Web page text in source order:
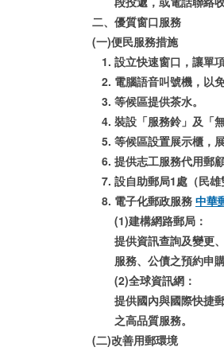
二、優質窗口服務
(一)便民服務措施
設立快速窗口，讓單
電腦語音叫號機，以
等候區提供茶水。
裝設「服務鈴」及「
等候區設置展示櫃，
提供志工服務代用郵
設自助郵局1處（民
電子化郵政服務 中華
(1)建構網路郵局：
提供資訊查詢及變更
服務、公債之預約申
(2)全球資訊網：
提供國內與國際快捷
之高品質服務。
(二)改善用郵環境